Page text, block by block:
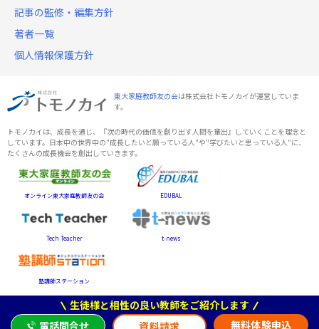
生徒様と相性の良い教師をご紹介します
電話問合せ
資料請求 無料体験申込
記事の監修・編集方針
著者一覧
個人情報保護方針
東大家庭教師友の会は株式会社トモノカイが運営していま
す。
トモノカイは、成長を通じ、『次の時代の価値を創り出す人間を輩出』していくことを理念と
しています。日本中の世界中の"成長したいと願っている人"や"学びたいと思っている人"に、
たくさんの成長機会を創出していきます。
オンライン東大家庭教師友の会 EDUBAL
Tech Teacher t-news
塾講師ステーション